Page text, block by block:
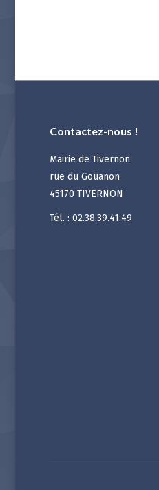
Contactez-nous !
Mairie de Tivernon
rue du Gouanon
45170 TIVERNON
Tél. : 02.38.39.41.49